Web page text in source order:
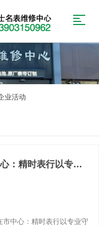
业活动
：精时表行以专业
中心：精时表行以专业守